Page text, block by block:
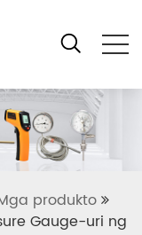
produkto
Gauge-uri ng